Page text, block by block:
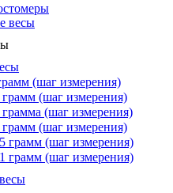
весы
(шаг измерения)
грамм (шаг измерения)
(шаг измерения)
грамм (шаг измерения)
грамм (шаг измерения)
грамм (шаг измерения)